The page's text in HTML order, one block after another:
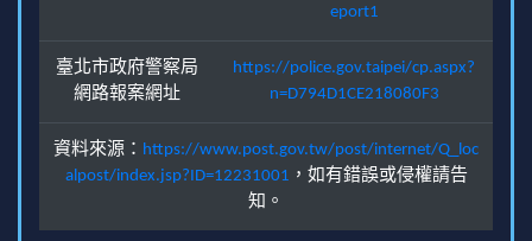
eport1
臺北市政府警察局
網路報案網址
https://police.gov.taipei/cp.aspx?
n=D794D1CE218080F3
資料來源： https://www.post.gov.tw/post/internet/Q_loc
alpost/index.jsp?ID=12231001 ，如有錯誤或侵權請告
知。